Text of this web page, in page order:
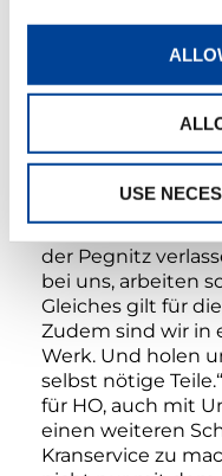
USE
Tadano war für
immer mehr als
deutsch-
mit dem Tadano
macht sie bis
konstante
natürlich ein
wir uns auf die
der Pegnitz
bei uns, arbeiten
Gleiches gilt für
Zudem sind wir in
Werk. Und holen
selbst nötige
für HO, auch mit
einen weiteren
Kranservice zu